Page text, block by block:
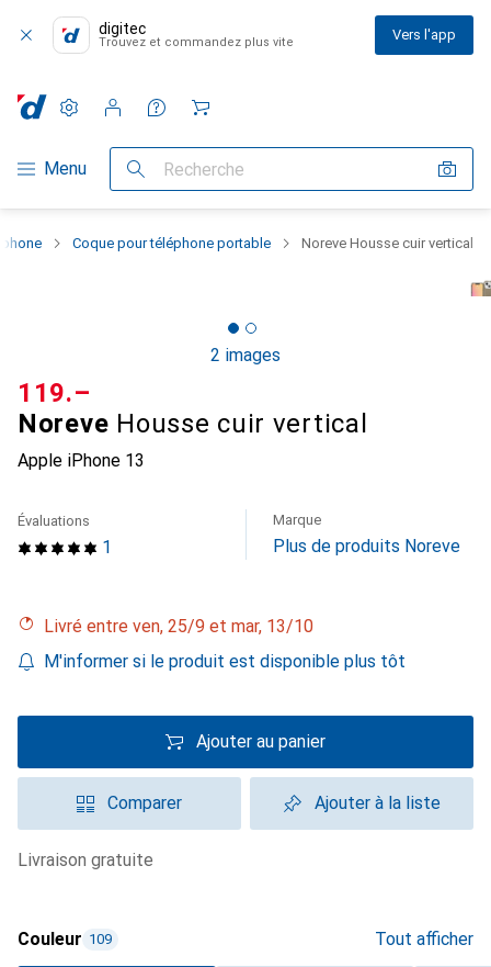
digitec
Trouvez et commandez plus vite Vers l'app
Navigation par catégorie
Menu Recherche
Paramètres
Compte client
Listes de comparaison
Listes d'envies
Panier
Coque pour téléphone portable Noreve Housse cuir vertical
2 images
Noreve Housse cuir vertical
Apple iPhone 13
CHF
119.–
1
Évaluations Marque
Plus de produits Noreve
Livré entre ven, 25/9 et mar, 13/10
M'informer si le produit est disponible plus tôt
Ajouter au panier
Comparer Ajouter à la liste
livraison gratuite
Couleur 109 Tout afficher